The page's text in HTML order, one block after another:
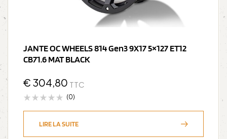
JANTE OC WHEELS 814 Gen3 9X17 5×127 ET12
CB71.6 MAT BLACK
€ 304,80 TTC
(0)
LIRE LA SUITE